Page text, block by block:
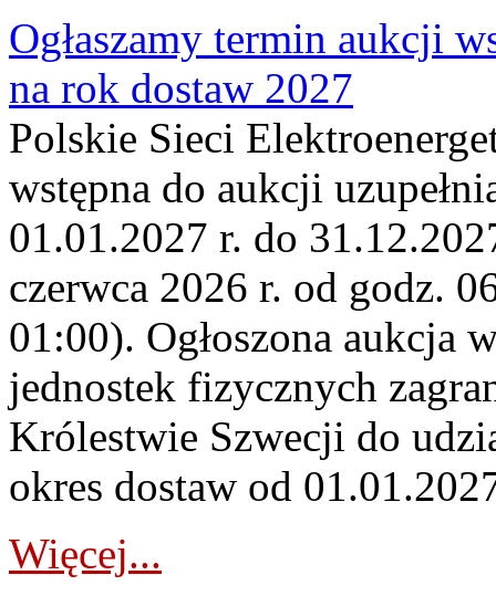
Ogłaszamy termin aukcji
na rok dostaw 2027
Polskie Sieci
wstępna do aukcji
01.01.2027 r. do
czerwca 2026 r. od godz.
01:00). Ogłoszona aukcja
jednostek fizycznych
Królestwie Szwecji do
okres dostaw od
Więcej...